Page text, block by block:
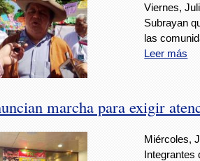
Viernes,
Subrayan
las
Leer más
marcha para exigir
Miércoles,
Integrantes